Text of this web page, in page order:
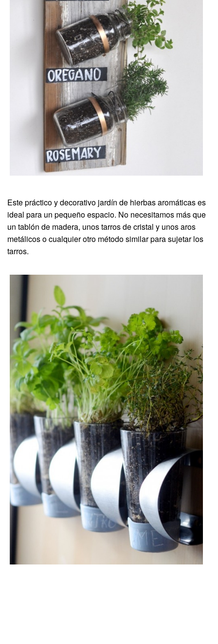
Este práctico y decorativo jardín de hierbas aromáticas es
ideal para un pequeño espacio. No necesitamos más que
un tablón de madera, unos tarros de cristal y unos aros
metálicos o cualquier otro método similar para sujetar los
tarros.